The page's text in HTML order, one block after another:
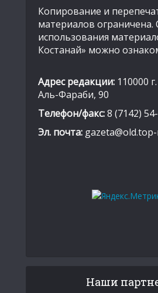
Копирование и
материалов ограничена.
использования
Костанай» можно
Адрес редакции: 110000
Аль-Фараби, 90
Телефон/факс:8 (7142)
Эл. почта:
Наши